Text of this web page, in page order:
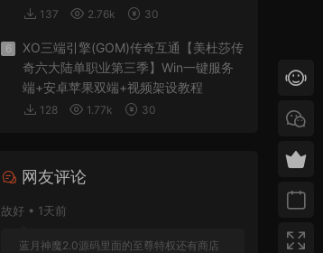
137 2.76k 30
6
XO三端引擎(GOM)传奇互通【美杜莎传
奇六大陆单职业第三季】Win一键服务
端+安卓苹果双端+视频架设教程
128 1.77k 30
网友评论
故好 • 1天前
蓝月神魔2.0源码里面的至尊特权还有商店